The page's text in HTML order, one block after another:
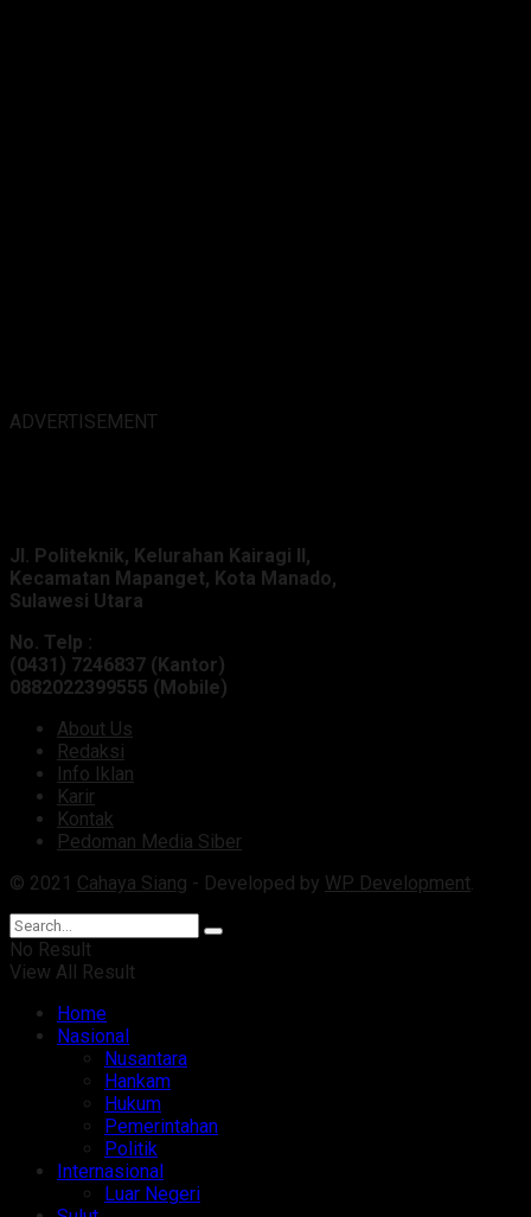
ADVERTISEMENT
Jl. Politeknik, Kelurahan Kairagi II,
Kecamatan Mapanget, Kota Manado,
Sulawesi Utara
No. Telp :
(0431) 7246837 (Kantor)
0882022399555 (Mobile)
About Us
Redaksi
Info Iklan
Karir
Kontak
Pedoman Media Siber
© 2021 Cahaya Siang - Developed by WP Development.
No Result
View All Result
Home
Nasional
Nusantara
Hankam
Hukum
Pemerintahan
Politik
Internasional
Luar Negeri